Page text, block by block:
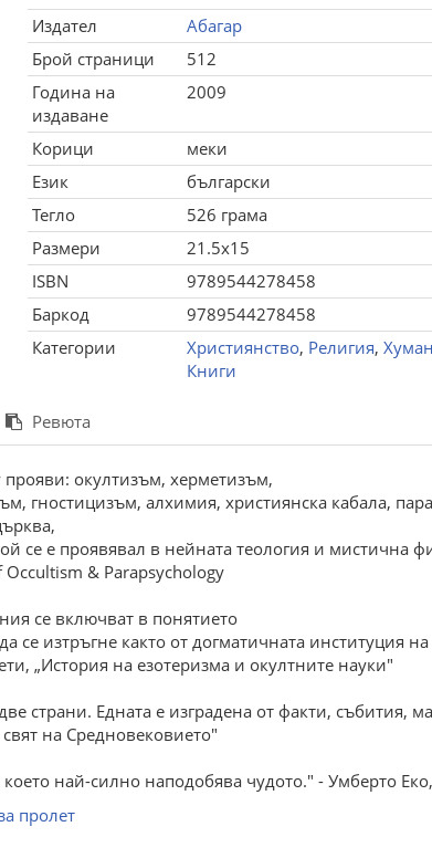
Издател
Абагар
Брой страници
512
Година на
издаване
2009
Корици
меки
Език
български
Тегло
526 грама
Размери
21.5x15
ISBN
9789544278458
Баркод
9789544278458
Категории
Християнство, Религия,
Книги
Ревюта
прояви: окултизъм, херметизъм,
гностицизъм, алхимия, християнска кабала,
се е проявявал в нейната теология и мистична
Occultism & Parapsychology
се включват в понятието
се изтръгне както от догматичната институция
„История на езотеризма и окултните науки"
страни. Едната е изградена от факти, събития,
на Средновековието"
най-силно наподобява чудото." - Умберто
пролет